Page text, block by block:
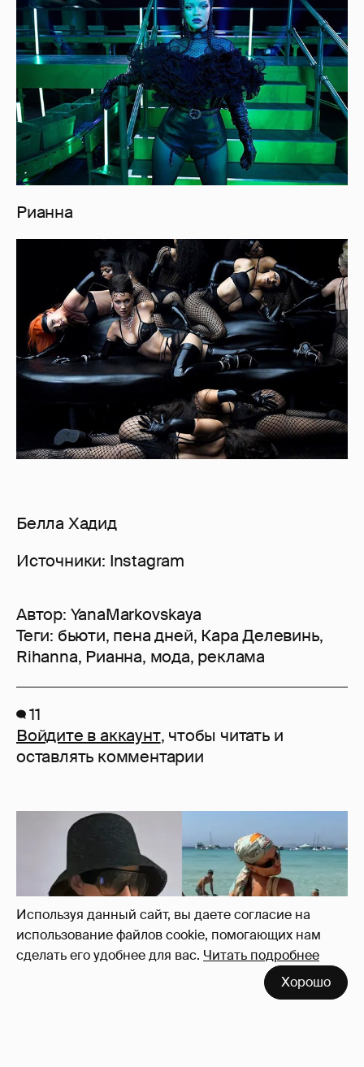
Используя данный сайт, вы даете согласие на
использование файлов cookie, помогающих нам
сделать его удобнее для вас. Читать подробнее
Хорошо
Рианна
Белла Хадид
Источники: Instagram
Автор: YanaMarkovskaya
Теги: бьюти, пена дней, Кара Делевинь,
Rihanna, Рианна, мода, реклама
11
Войдите в аккаунт, чтобы читать и
оставлять комментарии